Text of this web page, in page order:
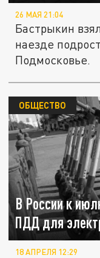
26 МАЯ 21:04
Бастрыкин
наезде
Подмосковье.
В России к
ПДД для
ОБЩЕСТВО
18 АПРЕЛЯ 12:29